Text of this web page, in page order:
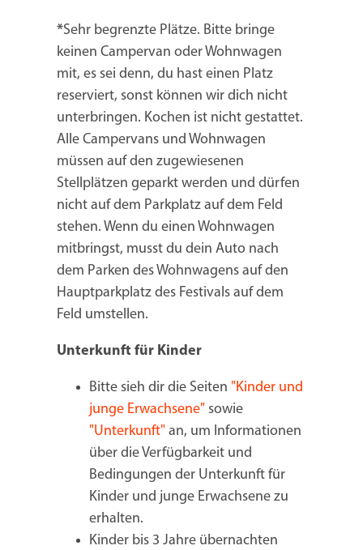
*Sehr begrenzte Plätze. Bitte bringe
keinen Campervan oder Wohnwagen
mit, es sei denn, du hast einen Platz
reserviert, sonst können wir dich nicht
unterbringen. Kochen ist nicht gestattet.
Alle Campervans und Wohnwagen
müssen auf den zugewiesenen
Stellplätzen geparkt werden und dürfen
nicht auf dem Parkplatz auf dem Feld
stehen. Wenn du einen Wohnwagen
mitbringst, musst du dein Auto nach
dem Parken des Wohnwagens auf den
Hauptparkplatz des Festivals auf dem
Feld umstellen.
Unterkunft für Kinder
Bitte sieh dir die Seiten "Kinder und
junge Erwachsene" sowie
"Unterkunft" an, um Informationen
über die Verfügbarkeit und
Bedingungen der Unterkunft für
Kinder und junge Erwachsene zu
erhalten.
Kinder bis 3 Jahre übernachten